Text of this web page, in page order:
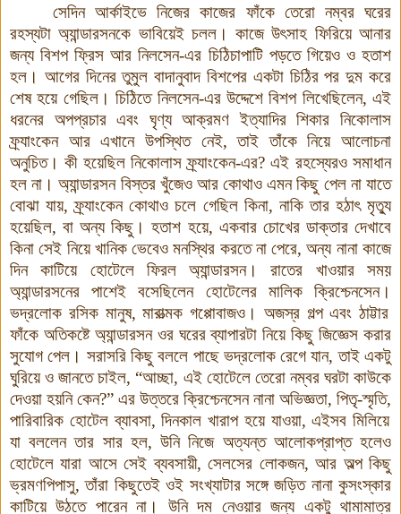
সেদিন আর্কাইভে নিজের কাজের ফাঁকে তেরো নম্বর ঘরের
রহস্যটা অ্যান্ডারসনকে ভাবিয়েই চলল। কাজে উৎসাহ ফিরিয়ে আনার
জন্য বিশপ ফ্রিস আর নিলসেন-এর চিঠিচাপাটি পড়তে গিয়েও ও হতাশ
হল । আগের দিনের তুমুল বাদানুবাদ বিশপের একটা চিঠির পর দুম করে
শেষ হয়ে গেছিল। চিঠিতে নিলসেন-এর উদ্দেশে বিশপ লিখেছিলেন, এই
ধরনের অপপ্রচার এবং ঘৃণ্য আক্রমণ ইত্যাদির শিকার নিকোলাস
ফ্র্যাংকেন আর এখানে উপস্থিত নেই, তাই তাঁকে নিয়ে আলোচনা
অনুচিত। কী হয়েছিল নিকোলাস ফ্র্যাংকেন-এর? এই রহস্যেরও সমাধান
হল না । অ্যান্ডারসন বিস্তর খুঁজেও আর কোথাও এমন কিছু পেল না যাতে
বোঝা যায়, ফ্র্যাংকেন কোথাও চলে গেছিল কিনা, নাকি তার হঠাৎ মৃত্যু
হয়েছিল, বা অন্য কিছু । হতাশ হয়ে, একবার চোখের ডাক্তার দেখাবে
কিনা সেই নিয়ে খানিক ভেবেও মনস্থির করতে না পেরে, অন্য নানা কাজে
দিন কাটিয়ে হোটেলে ফিরল অ্যান্ডারসন।
রাতের খাওয়ার সময়
অ্যান্ডারসনের পাশেই বসেছিলেন হোটেলের মালিক ক্রিশ্চেনসেন।
ভদ্রলোক রসিক মানুষ, মারাত্মক গপ্পোবাজও । অজস্র গল্প এবং ঠাট্টার
ফাঁকে অতিকষ্টে অ্যান্ডারসন ওর ঘরের ব্যাপারটা নিয়ে কিছু জিজ্ঞেস করার
সুযোগ পেল । সরাসরি কিছু বললে পাছে ভদ্রলোক রেগে যান, তাই একটু
ঘুরিয়ে ও জানতে চাইল, “আচ্ছা, এই হোটেলে তেরো নম্বর ঘরটা কাউকে
দেওয়া হয়নি কেন?” এর উত্তরে ক্রিশ্চেনসেন নানা অভিজ্ঞতা, পিতৃ-স্মৃতি,
পারিবারিক হোটেল ব্যাবসা, দিনকাল খারাপ হয়ে যাওয়া, এইসব মিলিয়ে
যা বললেন তার সার হল, উনি নিজে অত্যন্ত আলোকপ্রাপ্ত হলেও
হোটেলে যারা আসে সেই ব্যবসায়ী, সেলসের লোকজন, আর অল্প কিছু
ভ্রমণপিপাসু, তাঁরা কিছুতেই ওই সংখ্যাটার সঙ্গে জড়িত নানা কুসংস্কার
কাটিয়ে উঠতে পারেন না । উনি দম নেওয়ার জন্য একটু থামামাত্র